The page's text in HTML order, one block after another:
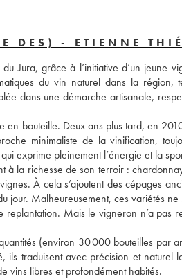
DES) - ETIENNE
Jura, grâce à l’initiative d’un jeune
du vin naturel dans la région,
dans une démarche artisanale,
en bouteille. Deux ans plus tard, en
minimaliste de la vinification,
exprime pleinement l’énergie et la
à la richesse de son terroir :
À cela s’ajoutent des cépages
jour. Malheureusement, ces variétés
replantation. Mais le vigneron n’a
(environ 30 000 bouteilles par
ils traduisent avec précision et naturel
vins libres et profondément habités.